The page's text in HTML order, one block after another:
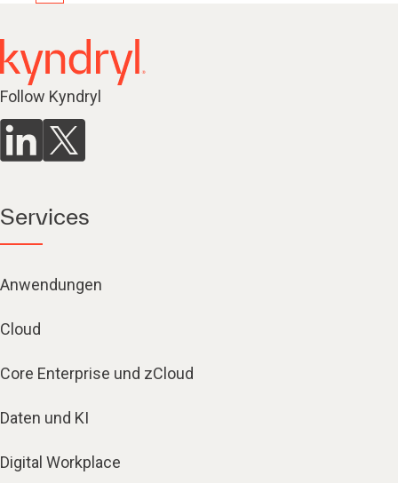
Follow Kyndryl
Services
Anwendungen
Cloud
Core Enterprise und zCloud
Daten und KI
Digital Workplace